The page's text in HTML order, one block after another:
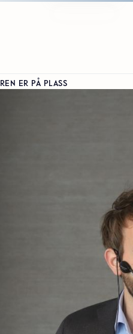
ER PÅ PLASS